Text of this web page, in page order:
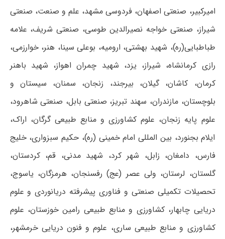
امیرکبیر، صنعتی اصفهان، فردوسی مشهد، علم و صنعت، صنعتی
شیراز، صنعتی خواجه نصیرالدین طوسی، صنعتی شریف، علامه
طباطبایی(ره)، شهید بهشتی، ارومیه، بوعلی سینا، هنر، خوارزمی،
رازی کرمانشاه، شیراز، یزد، شهید چمران اهواز، شهید باهنر
کرمان، کاشان، گیلان، بیرجند، زنجان، سمنان، سیستان و
بلوچستان، مازندران، سهند تبریز، صنعتی بابل، صنعتی شاهرود،
علوم پایه زنجان، علوم کشاورزی و منابع طبیعی گرگان، اراک،
ایلام بجنورد، بین المللی امام خمینی (ره)، حکیم سبزواری، خلیج
فارس، دامغان، زابل، شهر کرد، شهید مدنی، قم، کردستان،
گلستان، لرستان، ولی عصر (عج) رفسنجان، هرمزگان، یاسوج،
تحصیلات تکمیلی صنعتی و فناوری پیشرفته دریانوردی و علوم
دریایی چابهار، کشاورزی و منابع طبیعی رامین خوزستان، علوم
کشاورزی و منابع طبیعی ساری، علوم و فنون دریایی خرمشهر،